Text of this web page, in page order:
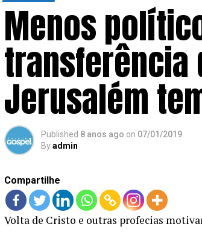
Menos
transferência
Jerusalém
Published 8 anos ago on 07/01/2019
Byadmin
Compartilhe
Volta de Cristo e outras profecias